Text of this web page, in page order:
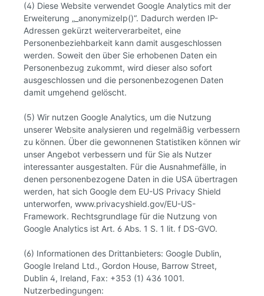
(4) Diese Website verwendet Google Analytics mit der
Erweiterung „_anonymizeIp()“. Dadurch werden IP-
Adressen gekürzt weiterverarbeitet, eine
Personenbeziehbarkeit kann damit ausgeschlossen
werden. Soweit den über Sie erhobenen Daten ein
Personenbezug zukommt, wird dieser also sofort
ausgeschlossen und die personenbezogenen Daten
damit umgehend gelöscht.
(5) Wir nutzen Google Analytics, um die Nutzung
unserer Website analysieren und regelmäßig verbessern
zu können. Über die gewonnenen Statistiken können wir
unser Angebot verbessern und für Sie als Nutzer
interessanter ausgestalten. Für die Ausnahmefälle, in
denen personenbezogene Daten in die USA übertragen
werden, hat sich Google dem EU-US Privacy Shield
unterworfen, www.privacyshield.gov/EU-US-
Framework. Rechtsgrundlage für die Nutzung von
Google Analytics ist Art. 6 Abs. 1 S. 1 lit. f DS-GVO.
(6) Informationen des Drittanbieters: Google Dublin,
Google Ireland Ltd., Gordon House, Barrow Street,
Dublin 4, Ireland, Fax: +353 (1) 436 1001.
Nutzerbedingungen: